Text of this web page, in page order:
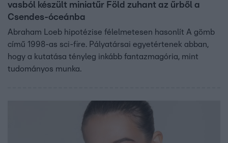
vasból készült miniatűr Föld zuhant az űrből a
Csendes-óceánba
Abraham Loeb hipotézise félelmetesen hasonlít A gömb
című 1998-as sci-fire. Pályatársai egyetértenek abban,
hogy a kutatása tényleg inkább fantazmagória, mint
tudományos munka.